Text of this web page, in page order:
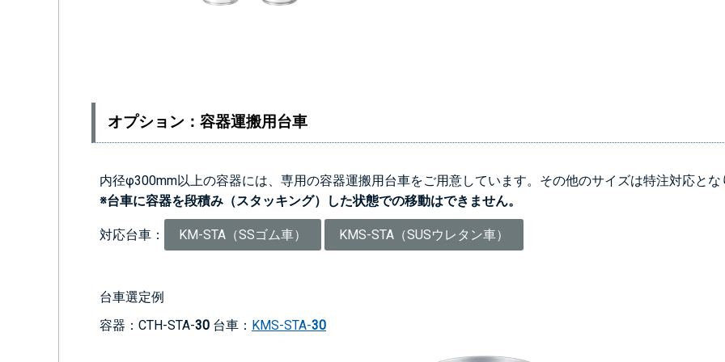
オプション：容器運搬用台車
内径φ300mm以上の容器には、専用の容器運搬用台車をご用意しています。その他のサイズは特注対応とな
※台車に容器を段積み（スタッキング）した状態での移動はできません。
対応台車： KM-STA（SSゴム車） KMS-STA（SUSウレタン車）
台車選定例
容器：CTH-STA-30 台車： KMS-STA-30